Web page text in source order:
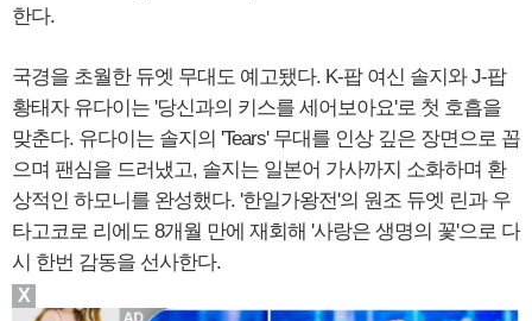
한다.
국경을 초월한 듀엣 무대도 예고됐다. K-팝 여신 솔지와 J-팝
황태자 유다이는 '당신과의 키스를 세어보아요'로 첫 호흡을
맞춘다. 유다이는 솔지의 'Tears' 무대를 인상 깊은 장면으로 꼽
으며 팬심을 드러냈고, 솔지는 일본어 가사까지 소화하며 환
상적인 하모니를 완성했다. '한일가왕전'의 원조 듀엣 린과 우
타고코로 리에도 8개월 만에 재회해 '사랑은 생명의 꽃'으로 다
시 한번 감동을 선사한다.
X